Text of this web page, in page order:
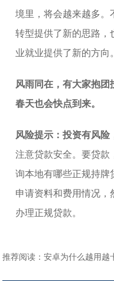
境里，将会越来越多。
转型提供了新的思路，
业就业提供了新的方向。
风雨同在，有大家抱团
春天也会快点到来。
风险提示：投资有风险
注意贷款安全。要贷款
询本地有哪些正规持牌
申请资料和费用情况，
办理正规贷款。
推荐阅读：安卓为什么越用越